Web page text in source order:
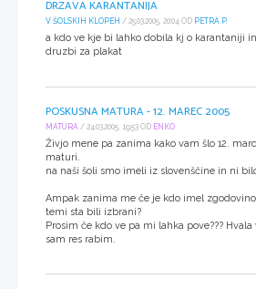
DRZAVA KARANTANIJA
V ŠOLSKIH KLOPEH / 25.03.2005, 20:04 OD PETRA P.
a kdo ve kje bi lahko dobila kj o karantaniji
druzbi za plakat
POSKUSNA MATURA - 12. MAREC 2005
MATURA / 24.03.2005, 19:53 OD ENKO
Živjo mene pa zanima kako vam šlo 12.
maturi.
na naši šoli smo imeli iz slovenščine in ni
Ampak zanima me če je kdo imel
temi sta bili izbrani?
Prosim če kdo ve pa mi lahka pove??? Hvala
sam res rabim.